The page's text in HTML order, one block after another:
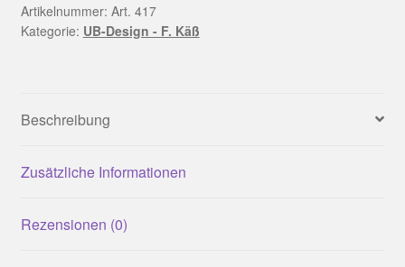
Artikelnummer: Art. 417
Kategorie: UB-Design - F. Käß
Beschreibung
Zusätzliche Informationen
Rezensionen (0)